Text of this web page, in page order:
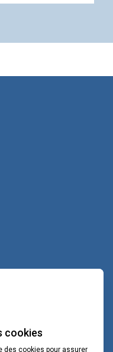
cookies
des cookies pour assurer